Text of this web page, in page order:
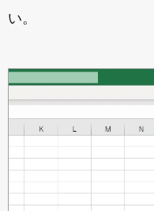
い。